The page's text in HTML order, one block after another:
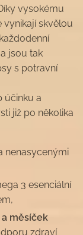
vysokému
vynikají skvělou
jsou tak
s potravní
účinku a
již po několika
nenasycenými
3 esenciální
měsíček
zdraví